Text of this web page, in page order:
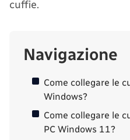
cuffie.
Navigazione
Come collegare le
Windows?
Come collegare le
PC Windows 11?